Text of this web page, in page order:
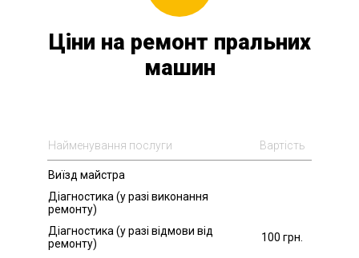
Ціни на ремонт пральних
машин
Найменування послуги Вартість
Виїзд майстра
Діагностика (у разі виконання
ремонту)
Діагностика (у разі відмови від
ремонту)
100 грн.